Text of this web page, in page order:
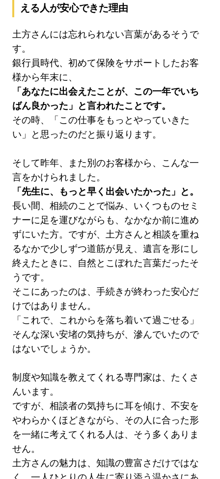
える人が安心できた理由
土方さんには忘れられない言葉があるそうで
す。
銀行員時代、初めて保険をサポートしたお客
様から年末に、
「あなたに出会えたことが、この一年でいち
ばん良かった」と言われたことです。
その時、「この仕事をもっとやっていきた
い」と思ったのだと振り返ります。
そして昨年、また別のお客様から、こんな一
言をかけられました。
「先生に、もっと早く出会いたかった」と。
長い間、相続のことで悩み、いくつものセミ
ナーに足を運びながらも、なかなか前に進め
ずにいた方。ですが、土方さんと相談を重ね
るなかで少しずつ道筋が見え、遺言を形にし
終えたときに、自然とこぼれた言葉だったそ
うです。
そこにあったのは、手続きが終わった安心だ
けではありません。
「これで、これからを落ち着いて過ごせる」
そんな深い安堵の気持ちが、滲んでいたので
はないでしょうか。
制度や知識を教えてくれる専門家は、たくさ
んいます。
ですが、相談者の気持ちに耳を傾け、不安を
やわらかくほどきながら、その人に合った形
を一緒に考えてくれる人は、そう多くありま
せん。
土方さんの魅力は、知識の豊富さだけではな